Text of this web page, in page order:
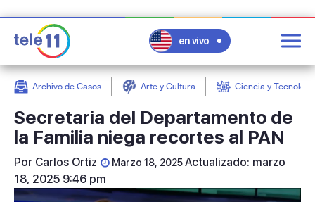
en vivo
Archivo de Casos Arte y Cultura Ciencia y
Secretaria del Departamento de
la Familia niega recortes al PAN
Por Carlos Ortiz Marzo 18, 2025Actualizado: marzo
18, 2025 9:46 pm
post